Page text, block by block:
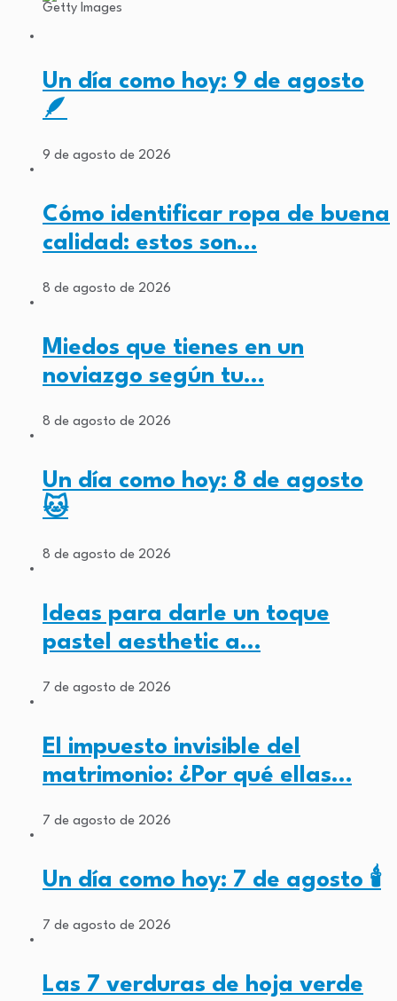
Getty Images
Un día como hoy: 9 de agosto
🪶
9 de agosto de 2026
Cómo identificar ropa de buena
calidad: estos son…
8 de agosto de 2026
Miedos que tienes en un
noviazgo según tu…
8 de agosto de 2026
Un día como hoy: 8 de agosto
🐱
8 de agosto de 2026
Ideas para darle un toque
pastel aesthetic a…
7 de agosto de 2026
El impuesto invisible del
matrimonio: ¿Por qué ellas…
7 de agosto de 2026
Un día como hoy: 7 de agosto 🕯️
7 de agosto de 2026
Las 7 verduras de hoja verde